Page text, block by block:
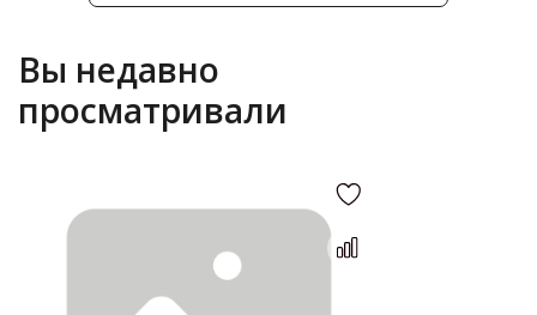
Вы недавно
просматривали